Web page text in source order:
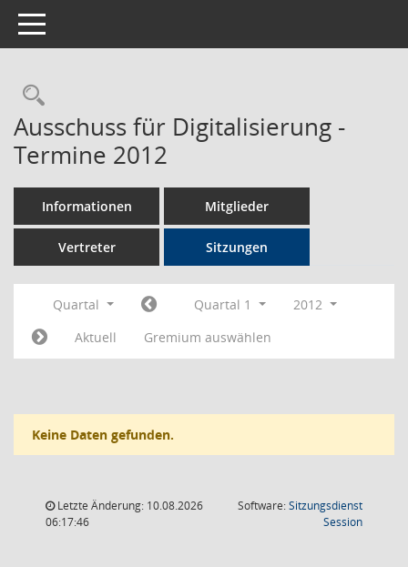
Toggle navigation
Rechercheauswahl
Ausschuss für Digitalisierung -
Termine 2012
Informationen Mitglieder
Vertreter Sitzungen
Quartal Quartal 1
2012
Aktuell
Gremium auswählen
Keine Daten gefunden.
Letzte Änderung: 10.08.2026
06:17:46
Software:Sitzungsdienst
Session(Wird in